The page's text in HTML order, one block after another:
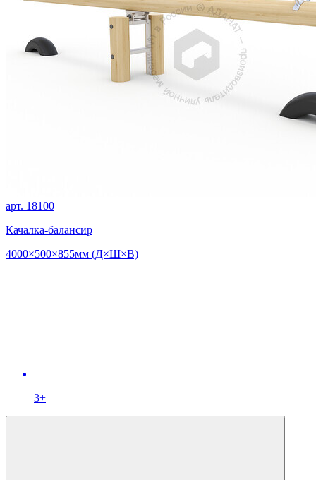
арт. 18100
Качалка-балансир
4000×500×855мм (Д×Ш×В)
3+